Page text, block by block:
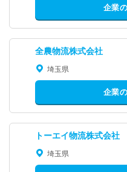
企業
全農物流株式会社
埼玉県
企業
トーエイ物流株式会社
埼玉県